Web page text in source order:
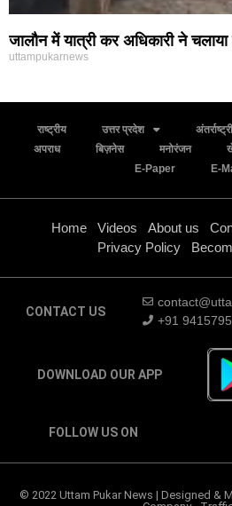
जालौन में यात्री कर अधिकारी ने
uttampukarnews
राष्ट्रीय उत्तर प्रदेश
अपराध
बिज़नेस मनोरंजन
E-Paper
E-
Home Videos About us
Privacy Policy
CONTACT US
+91
DOWNLOAD OUR APP
FOLLOW US ON
© 2022 Uttam Pukar News | Designed &